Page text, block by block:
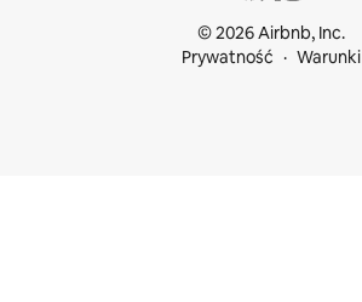
© 2026 Airbnb, Inc.
Prywatność
Warunki